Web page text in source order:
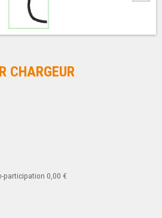
CHARGEUR
participation 0,00 €